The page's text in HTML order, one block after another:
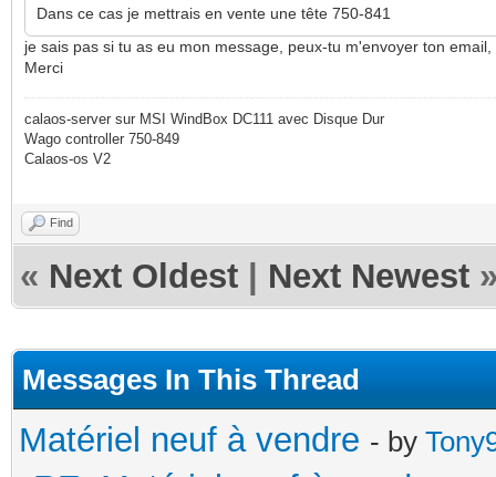
Dans ce cas je mettrais en vente une tête 750-841
je sais pas si tu as eu mon message, peux-tu m'envoyer ton
Merci
calaos-server sur MSI WindBox DC111 avec Disque Dur
Wago controller 750-849
Calaos-os V2
Find
« Next Oldest Next Newest
Messages In This Thread
Matériel neuf à vendre - by